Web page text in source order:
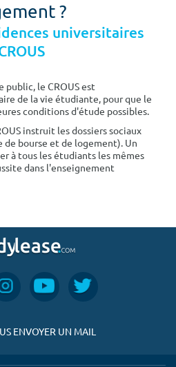
?
universitaires
public, le CROUS est
de la vie étudiante, pour que le
conditions d'étude possibles.
instruit les dossiers sociaux
de bourse et de logement). Un
à tous les étudiants les mêmes
dans l'enseignement
ENVOYER UN MAIL